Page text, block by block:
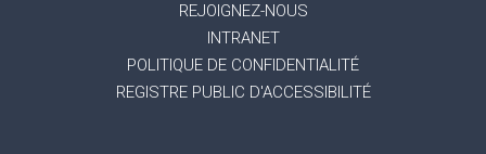
REJOIGNEZ-NOUS
INTRANET
POLITIQUE DE CONFIDENTIALITÉ
REGISTRE PUBLIC D'ACCESSIBILITÉ